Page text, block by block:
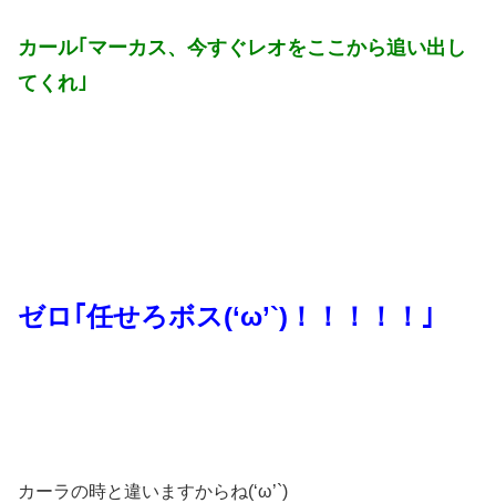
カール｢マーカス、今すぐレオをここから追い出し
てくれ｣
ゼロ｢任せろボス(‘ω’`)！！！！！｣
カーラの時と違いますからね(‘ω’`)